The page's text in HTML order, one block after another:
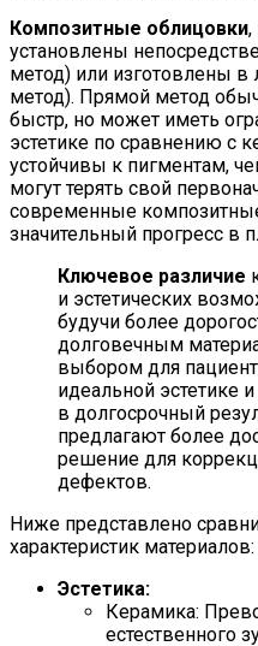
Композитные облицовки,
установлены
метод) или изготовлены в
метод). Прямой метод
быстр, но может иметь
эстетике по сравнению с
устойчивы к пигментам,
могут терять свой
современные
значительный прогресс в
Ключевое различие
и эстетических
будучи более
долговечным
выбором для
идеальной эстетике
в долгосрочный
предлагают более
решение для
дефектов.
Ниже представлено
характеристик материалов:
Эстетика:
Керамика:
естественного